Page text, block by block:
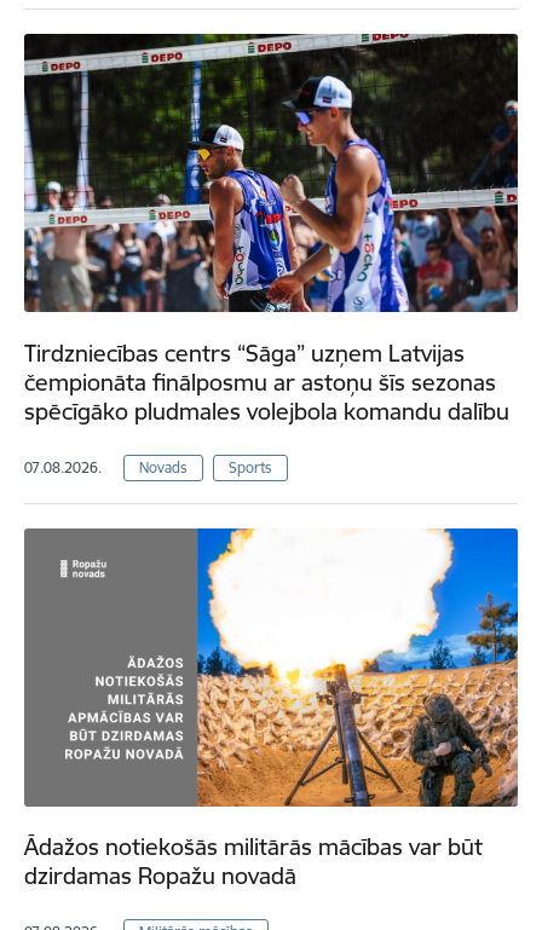
Tirdzniecības centrs “Sāga” uzņem Latvijas
čempionāta finālposmu ar astoņu šīs sezonas
spēcīgāko pludmales volejbola komandu dalību
07.08.2026. Novads Sports
Ādažos notiekošās militārās mācības var būt
dzirdamas Ropažu novadā